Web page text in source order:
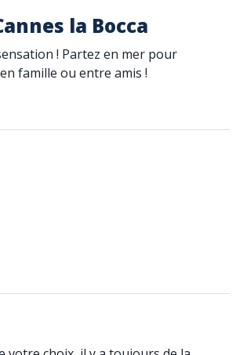
la Bocca
! Partez en mer pour
famille ou entre amis !